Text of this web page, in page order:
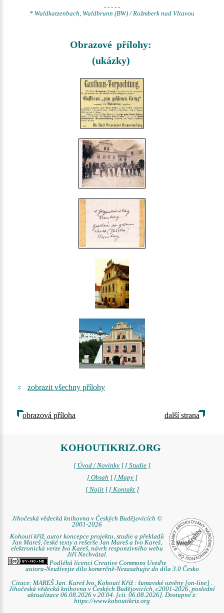
- - - - -
* Waldkatzenbach, Waldbrunn (BW) / Rožmberk nad Vltavou
Obrazové přílohy:
(ukázky)
zobrazit všechny přílohy
obrazová příloha další strana
KOHOUTIKRIZ.ORG
[ Úvod / Novinky ] [ Studie ]
[ Obsah ] [ Mapy ]
[ Najít ] [ Kontakt ]
Jihočeská vědecká knihovna v Českých Budějovicích ©
2001-2026
Kohoutí kříž, autor koncepce projektu, studie a překladů
Jan Mareš, české texty a rešerše Jan Mareš a Ivo Kareš,
elektronická verze Ivo Kareš, návrh responzivního webu
Jiří Nechvátal.
Podléhá licenci Creative Commons Uveďte
autora-Neužívejte dílo komerčně-Nezasahujte do díla 3.0 Česko
Citace: MAREŠ Jan. Kareš Ivo. Kohoutí Kříž : šumavské ozvěny [on-line] .
Jihočeská vědecká knihovna v Českých Budějovicích, c2001-2026, poslední
aktualizace 06.08.2026 v 20.04. [cit. 06.08.2026]. Dostupné z:
https://www.kohoutikriz.org